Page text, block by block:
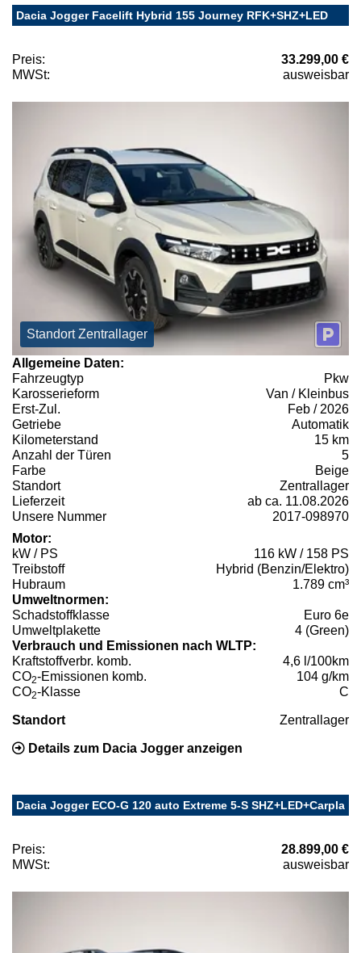
Dacia Jogger Facelift Hybrid 155 Journey RFK+SHZ+LED
Preis:
33.299,00 €
MWSt:
ausweisbar
Standort Zentrallager
Allgemeine Daten:
Fahrzeugtyp
Pkw
Karosserieform
Van / Kleinbus
Erst-Zul.
Feb / 2026
Getriebe
Automatik
Kilometerstand
15 km
Anzahl der Türen
5
Farbe
Beige
Standort
Zentrallager
Lieferzeit
ab ca. 11.08.2026
Unsere Nummer
2017-098970
Motor:
kW / PS
116 kW / 158 PS
Treibstoff
Hybrid (Benzin/Elektro)
Hubraum
1.789 cm³
Umweltnormen:
Schadstoffklasse
Euro 6e
Umweltplakette
4 (Green)
Verbrauch und Emissionen nach WLTP:
Kraftstoffverbr. komb.
4,6 l/100km
CO2-Emissionen komb.
104 g/km
CO2-Klasse C
Standort Zentrallager
Details zum Dacia Jogger anzeigen
Dacia Jogger ECO-G 120 auto Extreme 5-S SHZ+LED+Carpla
Preis:
28.899,00 €
MWSt:
ausweisbar